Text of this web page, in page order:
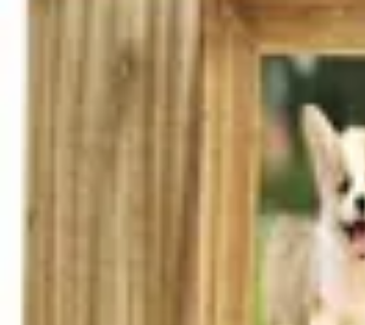
Accompagnement Funéraire
Accompagnement Funéraire
Choix de
Conseils Pratiques Évaluation des
Accompagnement Funéraire